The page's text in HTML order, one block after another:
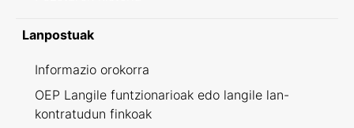
Lanpostuak
Informazio orokorra
OEP Langile funtzionarioak edo langile lan-
kontratudun finkoak